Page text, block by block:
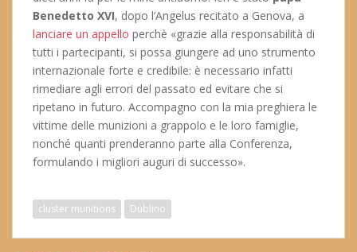
Benedetto XVI, dopo l’Angelus recitato a Genova, a
lanciare un appello perchè «grazie alla responsabilità di
tutti i partecipanti, si possa giungere ad uno strumento
internazionale forte e credibile: è necessario infatti
rimediare agli errori del passato ed evitare che si
ripetano in futuro. Accompagno con la mia preghiera le
vittime delle munizioni a grappolo e le loro famiglie,
nonché quanti prenderanno parte alla Conferenza,
formulando i migliori auguri di successo».
cluster munitions Dublino